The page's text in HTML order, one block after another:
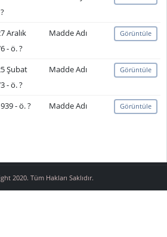
Aralık
- ö. ?
Madde Adı Görüntüle
Şubat
- ö. ?
Madde Adı Görüntüle
- ö. ? Madde Adı Görüntüle
2020. Tüm Hakları Saklıdır.